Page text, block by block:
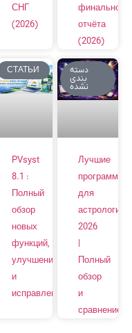
СНГ
(2026)
финального
отчёта
(2026)
СТАТЬИ
PVsyst
8.1 :
Полный
обзор
новых
функций,
улучшений
и
исправлений
دسته
بندی
نشده
Лучшие
программы
для
астрологии
2026
Полный
обзор
и
сравнение